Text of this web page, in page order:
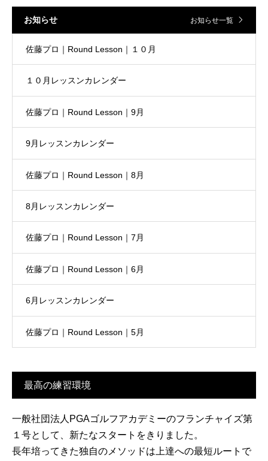
お知らせ お知らせ一覧
佐藤プロ｜Round Lesson｜１０月
１０月レッスンカレンダー
佐藤プロ｜Round Lesson｜9月
9月レッスンカレンダー
佐藤プロ｜Round Lesson｜8月
8月レッスンカレンダー
佐藤プロ｜Round Lesson｜7月
佐藤プロ｜Round Lesson｜6月
6月レッスンカレンダー
佐藤プロ｜Round Lesson｜5月
最高の練習環境
一般社団法人PGAゴルフアカデミーのフランチャイズ第
１号として、新たなスタートをきりました。
長年培ってきた独自のメソッドは上達への最短ルートで